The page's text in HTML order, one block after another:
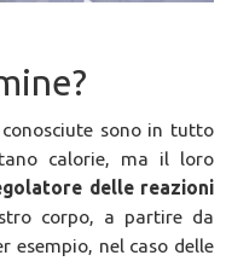
sono in tutto
calorie, ma il loro
delle reazioni
corpo, a partire da
esempio, nel caso delle